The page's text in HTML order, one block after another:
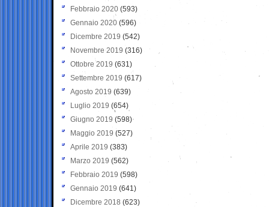
Febbraio 2020 (593)
Gennaio 2020 (596)
Dicembre 2019 (542)
Novembre 2019 (316)
Ottobre 2019 (631)
Settembre 2019 (617)
Agosto 2019 (639)
Luglio 2019 (654)
Giugno 2019 (598)
Maggio 2019 (527)
Aprile 2019 (383)
Marzo 2019 (562)
Febbraio 2019 (598)
Gennaio 2019 (641)
Dicembre 2018 (623)